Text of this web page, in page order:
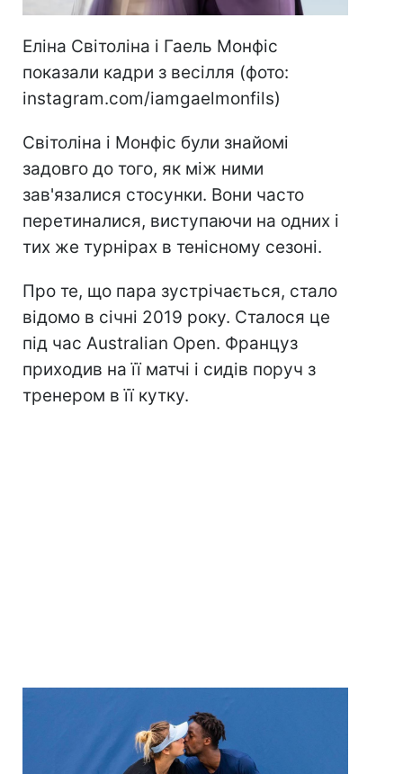
Еліна Світоліна і Гаель Монфіс
показали кадри з весілля (фото:
instagram.com/iamgaelmonfils)
Світоліна і Монфіс були знайомі
задовго до того, як між ними
зав'язалися стосунки. Вони часто
перетиналися, виступаючи на одних і
тих же турнірах в тенісному сезоні.
Про те, що пара зустрічається, стало
відомо в січні 2019 року. Сталося це
під час Australian Open. Француз
приходив на її матчі і сидів поруч з
тренером в її кутку.